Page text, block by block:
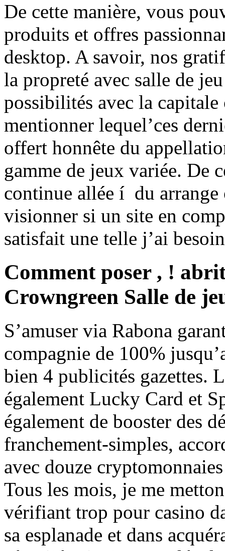
De cette manière, vous
produits et offres
desktop. A savoir, nos
la propreté avec salle de
possibilités avec la
mentionner lequel’ces
offert honnête du
gamme de jeux variée. De
continue allée í du
visionner si un site en
satisfait une telle j’ai
Comment poser , !
Crowngreen Salle de
S’amuser via Rabona
compagnie de 100%
bien 4 publicités gazettes.
également Lucky Card et
également de booster des
franchement-simples,
avec douze
Tous les mois, je me
vérifiant trop pour casino
sa esplanade et dans